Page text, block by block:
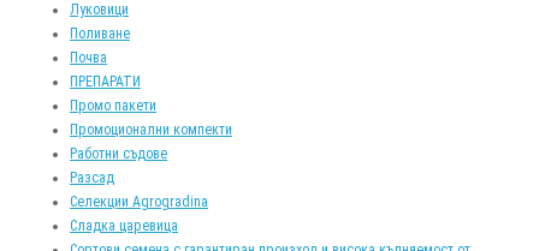
Луковици
Поливане
Почва
ПРЕПАРАТИ
Промо пакети
Промоционални компекти
Работни съдове
Разсад
Селекции Agrogradina
Сладка царевица